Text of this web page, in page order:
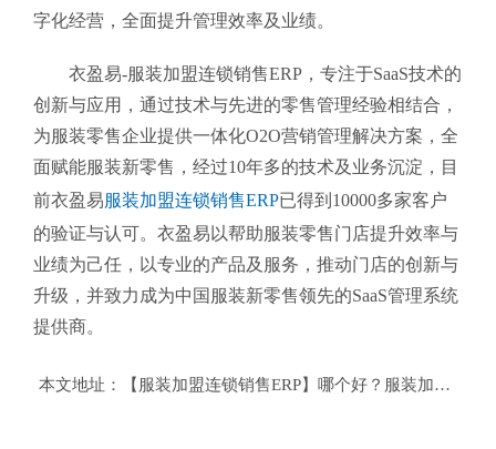
字化经营，全面提升管理效率及业绩。
衣盈易-服装加盟连锁销售ERP ，专注于SaaS技术的
创新与应用，通过技术与先进的零售管理经验相结合，
为服装零售企业提供一体化O2O营销管理解决方案，全
面赋能服装新零售，经过10年多的技术及业务沉淀，目
前衣盈易服装加盟连锁销售ERP已得到10000多家客户
的验证与认可。衣盈易以帮助服装零售门店提升效率与
业绩为己任，以专业的产品及服务，推动门店的创新与
升级，并致力成为中国服装新零售领先的SaaS管理系统
提供商。
本文地址： 【服装加盟连锁销售ERP】哪个好？服装加盟连锁